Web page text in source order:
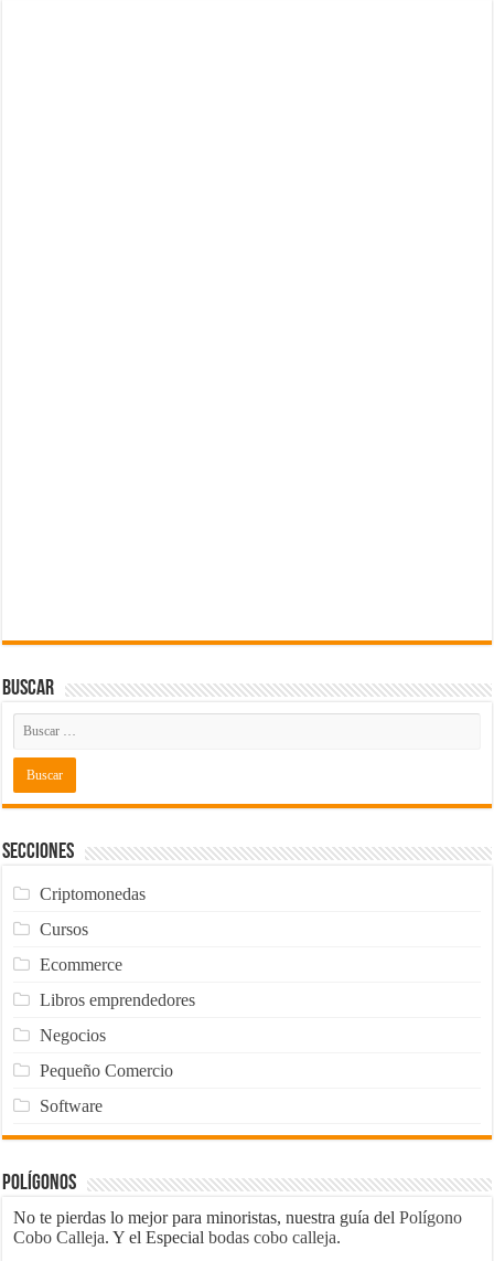
Buscar
Secciones
Criptomonedas
Cursos
Ecommerce
Libros emprendedores
Negocios
Pequeño Comercio
Software
Polígonos
No te pierdas lo mejor para minoristas, nuestra guía delPolígono
Cobo Calleja. Y el Especialbodas cobo calleja.